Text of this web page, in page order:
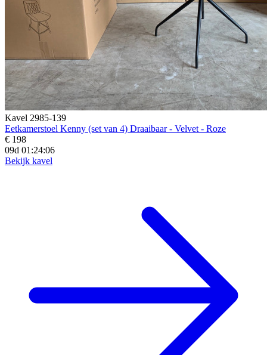
Kavel 2985-139
Eetkamerstoel Kenny (set van 4) Draaibaar - Velvet - Roze
€ 198
09d 01:24:04
Bekijk kavel